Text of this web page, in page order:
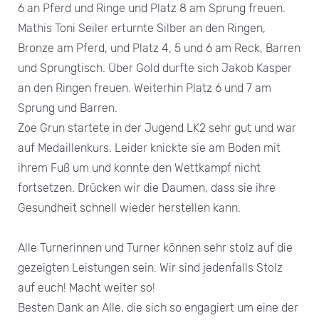
6 an Pferd und Ringe und Platz 8 am Sprung freuen.
Mathis Toni Seiler erturnte Silber an den Ringen,
Bronze am Pferd, und Platz 4, 5 und 6 am Reck, Barren
und Sprungtisch. Über Gold durfte sich Jakob Kasper
an den Ringen freuen. Weiterhin Platz 6 und 7 am
Sprung und Barren.
Zoe Grun startete in der Jugend LK2 sehr gut und war
auf Medaillenkurs. Leider knickte sie am Boden mit
ihrem Fuß um und konnte den Wettkampf nicht
fortsetzen. Drücken wir die Daumen, dass sie ihre
Gesundheit schnell wieder herstellen kann.
Alle Turnerinnen und Turner können sehr stolz auf die
gezeigten Leistungen sein. Wir sind jedenfalls Stolz
auf euch! Macht weiter so!
Besten Dank an Alle, die sich so engagiert um eine der